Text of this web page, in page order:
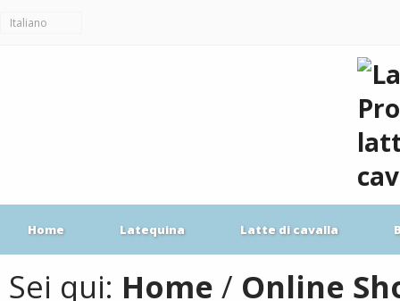
Italiano
Home Latequina Latte di cavalla
Sei qui: Home / Online